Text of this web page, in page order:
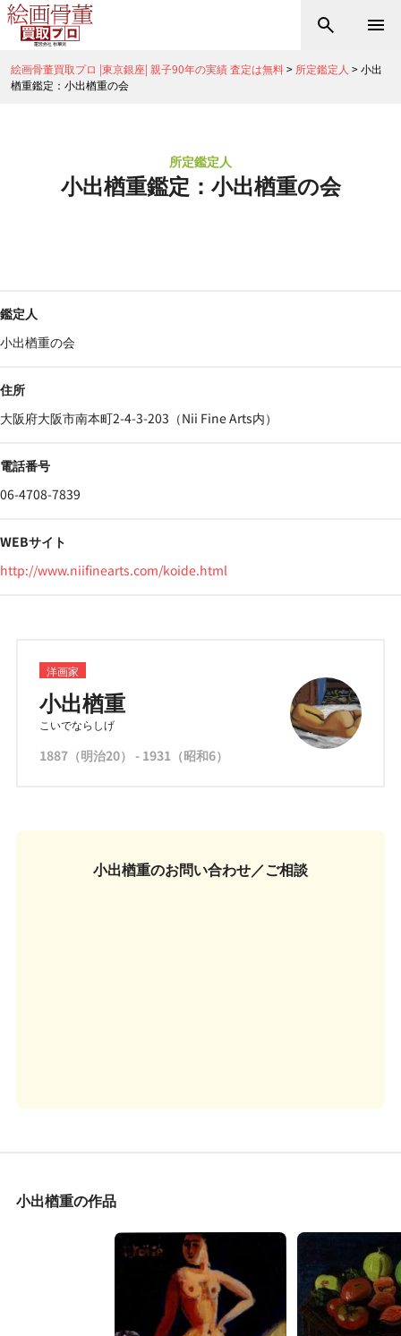
絵画骨董買取プロ |東京銀座| 親子90年の実績 査定は無料> 所定鑑定人 >小出
楢重鑑定：小出楢重の会
所定鑑定人
小出楢重鑑定：小出楢重の会
鑑定人
小出楢重の会
住所
大阪府大阪市南本町2-4-3-203（Nii Fine Arts内）
電話番号
06-4708-7839
WEBサイト
http://www.niifinearts.com/koide.html
洋画家
小出楢重
こいでならしげ
1887（明治20） - 1931（昭和6）
小出楢重のお問い合わせ／ご相談
小出楢重の作品